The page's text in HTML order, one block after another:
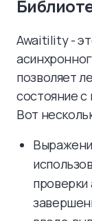
Awaitility -
позволяет
состояние с
Вот
проверки